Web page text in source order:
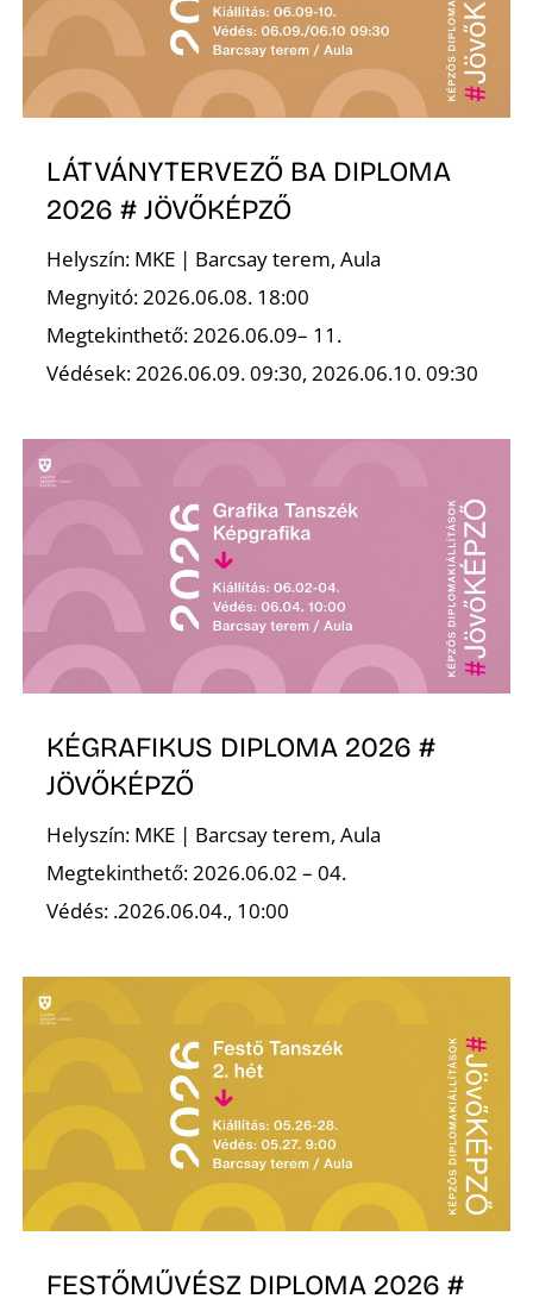
LÁTVÁNYTERVEZŐ BA DIPLOMA
2026 # JÖVŐKÉPZŐ
Helyszín: MKE | Barcsay terem, Aula
Megnyitó: 2026.06.08. 18:00
Megtekinthető: 2026.06.09– 11.
Védések: 2026.06.09. 09:30, 2026.06.10. 09:30
KÉGRAFIKUS DIPLOMA 2026 #
JÖVŐKÉPZŐ
Helyszín: MKE | Barcsay terem, Aula
Megtekinthető: 2026.06.02 – 04.
Védés: .2026.06.04., 10:00
FESTŐMŰVÉSZ DIPLOMA 2026 #